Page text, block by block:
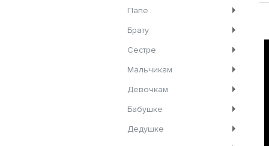
Папе
Брату
Сестре
Мальчикам
Девочкам
Бабушке
Дедушке